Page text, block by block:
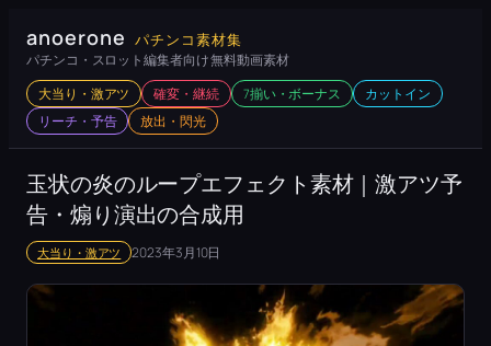
容
ス
キ
プ
anoerone パチンコ素材集
パチンコ・スロット編集者向け 無料動画素材
大当り・激アツ 確変・継続 7揃い・ボーナス
カットイン
リーチ・予告
放出・閃光
玉状の炎のループエフェクト素材｜激アツ予
告・煽り演出の合成用
大当り・激アツ 2023年3月10日